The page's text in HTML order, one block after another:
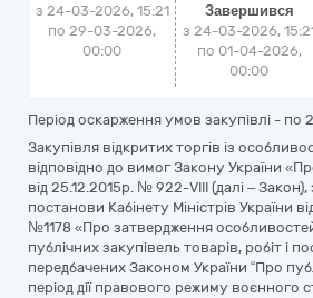
з 24-03-2026, 15:21
по 29-03-2026,
00:00
Завершився
з 24-03-2026,
по 01-04-2026,
00:00
Період оскарження умов закупівлі - по
Закупівля відкритих торгів із
відповідно до вимог Закону України
від 25.12.2015р. № 922-VІIІ (далі –
постанови Кабінету Міністрів України
№1178 «Про затвердження
публічних закупівель товарів, робіт і
передбачених Законом України “Про
період дії правового режиму воєнного